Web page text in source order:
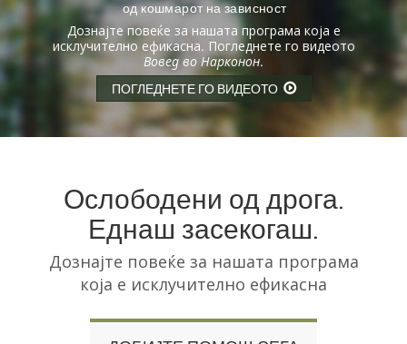
Macedonian
Nederlands
Svenska
Arabic
Nepali
од кошмарот на зависност
Дознајте повеќе за нашата програма која е
исклучително ефикасна. Погледнете го видеото
Вовед во Нарконон.
ПОГЛЕДНЕТЕ ГО ВИДЕОТО
Ослободени од дрога.
Еднаш засекогаш.
Дознајте повеќе за нашата програма
која е исклучително ефикасна